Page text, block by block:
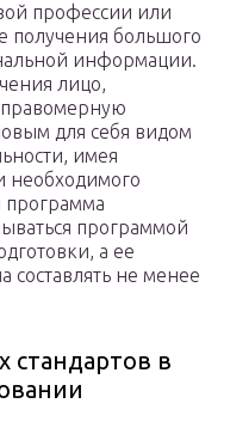
профессии или
получения большого
информации.
лицо,
для себя видом
имея
необходимого
программа
программой
а ее
составлять не менее
стандартов в